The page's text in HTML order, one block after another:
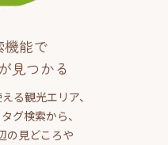
機能で
見つかる
る観光エリア、
グ検索から、
の見どころや